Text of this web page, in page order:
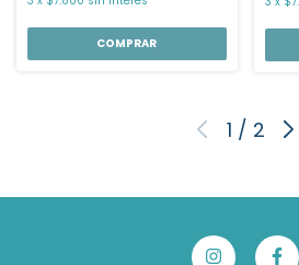
COMPRAR
1 / 2